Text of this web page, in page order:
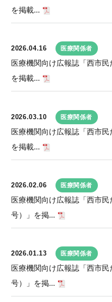
を掲載...
2026.04.16 医療関係者
医療機関向け広報誌「西市民
を掲載...
2026.03.10 医療関係者
医療機関向け広報誌「西市民
を掲載...
2026.02.06 医療関係者
医療機関向け広報誌「西市民
号）」を掲...
2026.01.13 医療関係者
医療機関向け広報誌「西市民
号）」を掲...